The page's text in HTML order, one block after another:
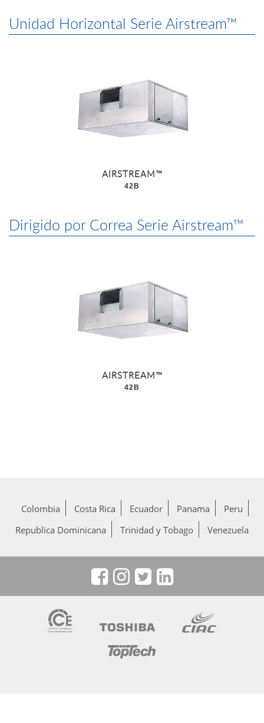
Unidad Horizontal Serie Airstream™
AIRSTREAM™
42B
Dirigido por Correa Serie Airstream™
AIRSTREAM™
42B
Colombia Costa Rica Ecuador Panama
Peru
Republica Dominicana
Trinidad y Tobago Venezuela